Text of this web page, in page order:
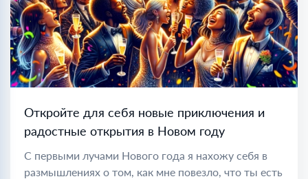
Откройте для себя новые приключения и
радостные открытия в Новом году
С первыми лучами Нового года я нахожу себя в
размышлениях о том, как мне повезло, что ты есть